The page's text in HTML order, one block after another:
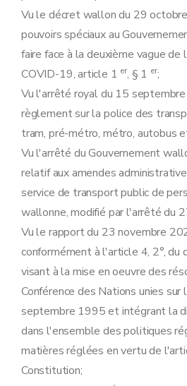
Vu le décret wallon du 29
pouvoirs spéciaux au
faire face à la deuxième vague de
COVID-19, article 1 er, § 1 er;
Vu l'arrêté royal du 15
règlement sur la police des
tram, pré-métro, métro, autobus
Vu l'arrêté du Gouvernement
relatif aux amendes
service de transport public de
wallonne, modifié par l'arrêté du
Vu le rapport du 23 novembre
conformément à l'article 4, 2°, du
visant à la mise en oeuvre des
Conférence des Nations unies
septembre 1995 et intégrant la
dans l'ensemble des politiques
matières réglées en vertu de
Constitution;